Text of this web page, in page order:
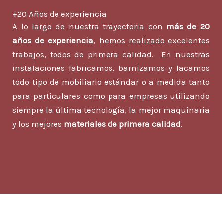
+20 Años de experiencia
A lo largo de nuestra trayectoria con más de 20
años de experiencia, hemos realizado excelentes
trabajos, todos de primera calidad. En nuestras
instalaciones fabricamos, barnizamos y lacamos
todo tipo de mobiliario estándar o a medida tanto
para particulares como para empresas utilizando
siempre la última tecnología, la mejor maquinaria
y los mejores materiales de primera calidad.